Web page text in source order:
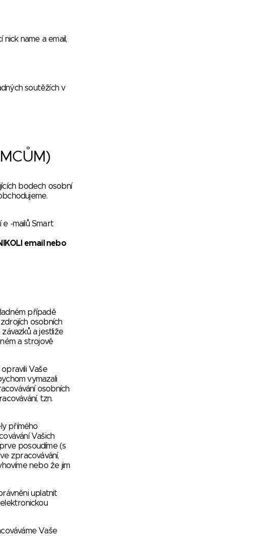
nick name a email,
soutěžích v
bodech osobní
-mailů Smart
email nebo
případě
osobních
a jestliže
a strojově
Vaše
vymazali
osobních
tzn.
přímého
Vašich
posoudíme (s
zpracovávání,
nebo že jim
uplatnit
Vaše